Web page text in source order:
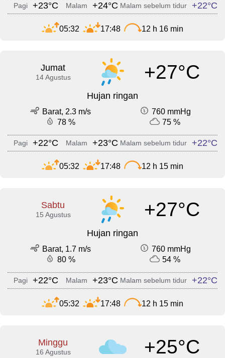
Pagi +23°C Malam +24°C Malam sebelum tidur +22°C
05:32 17:48 12 h 16 min
Jumat
14 Agustus +27°C
Hujan ringan
Barat, 2.3 m/s
760 mmHg
78 %
75 %
Pagi +22°C Malam +23°C Malam sebelum tidur +22°C
05:32 17:48 12 h 15 min
Sabtu
15 Agustus +27°C
Hujan ringan
Barat, 1.7 m/s
760 mmHg
80 %
54 %
Pagi +22°C Malam +23°C Malam sebelum tidur +22°C
05:32 17:48 12 h 15 min
Minggu
16 Agustus +25°C